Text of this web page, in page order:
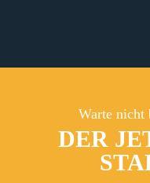
Warte nicht
DER